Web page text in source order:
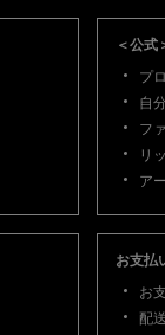
＜公式
プ
自
フ
リ
ア
お支払
お
配